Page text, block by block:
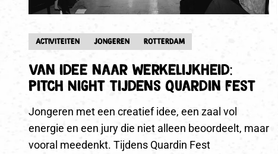
ACTIVITEITEN JONGEREN ROTTERDAM
Van idee naar werkelijkheid:
Pitch Night tijdens Quardin Fest
Jongeren met een creatief idee, een zaal vol
energie en een jury die niet alleen beoordeelt, maar
vooral meedenkt. Tijdens Quardin Fest